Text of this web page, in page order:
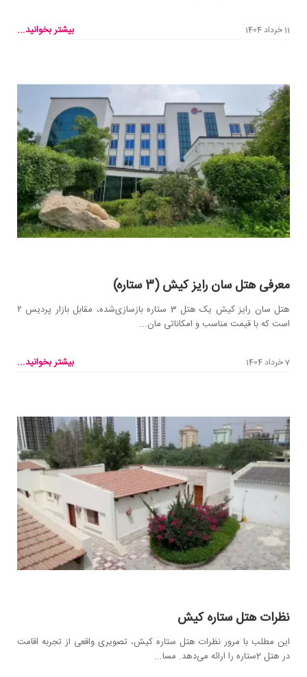
11 خرداد 1404 بیشتر بخوانید...
معرفی هتل سان رایز کیش (3 ستاره)
هتل سان رایز کیش یک هتل 3 ستاره بازسازی‌شده، مقابل بازار پردیس ۲
است که با قیمت مناسب و امکاناتی مان...
7 خرداد 1404 بیشتر بخوانید...
نظرات هتل ستاره کیش
این مطلب با مرور نظرات هتل ستاره کیش، تصویری واقعی از تجربه اقامت
در هتل 2ستاره را ارائه می‌دهد. مسا...